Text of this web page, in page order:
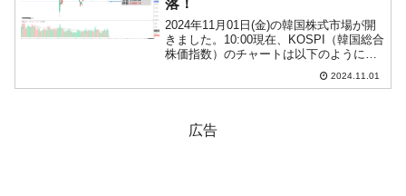
2024年11月01日(金)の韓国株式市場が開
きました。10:00現在、KOSPI（韓国総合
株価指数）のチャートは以下のようにな
『Investing.com』より引用）。これは凄
2024.11.01
広告